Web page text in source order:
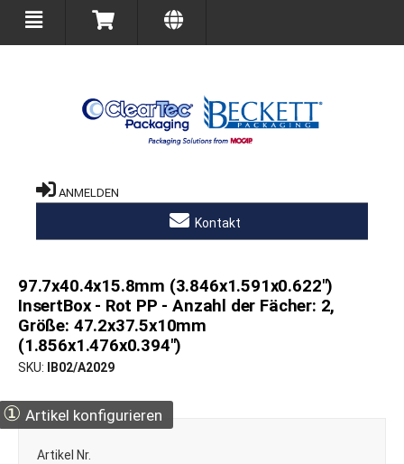
ANMELDEN
Kontakt
97.7x40.4x15.8mm (3.846x1.591x0.622")
InsertBox - Rot PP - Anzahl der Fächer: 2,
Größe: 47.2x37.5x10mm
(1.856x1.476x0.394")
SKU IB02/A2029
① Artikel konfigurieren
Artikel Nr.